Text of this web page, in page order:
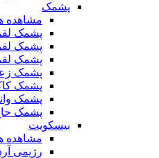
پشمک
مشاهده
پشمک
پشمک
پشمک
پشمک
پشمک
پشمک وانیل
پشمک
بیسکویت
مشاهده
رژیمی